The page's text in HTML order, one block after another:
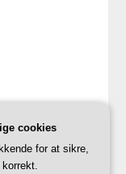
cookies
for at sikre,